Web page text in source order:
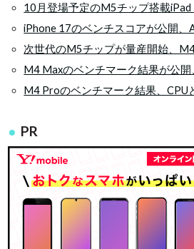
10月登場予定のM5チップ搭載
iPhone 17のベンチスコアが公開
次世代のM5チップが量産開始、
M4 Maxのベンチマーク結果が公
M4 Proのベンチマーク結果、CPU
PR